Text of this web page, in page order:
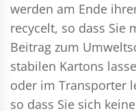
werden am Ende
recycelt, so dass Sie
Beitrag zum
stabilen Kartons
oder im Transporter
so dass Sie sich